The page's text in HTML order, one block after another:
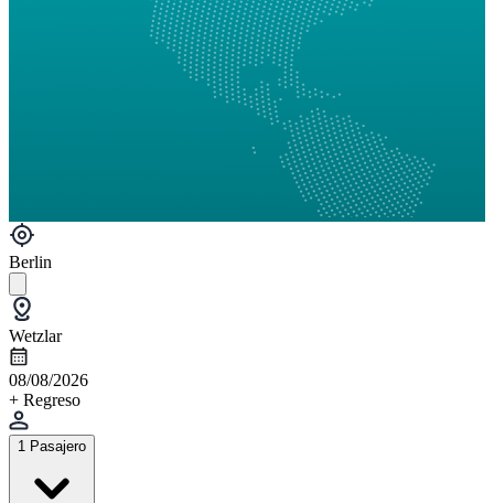
Berlin
Wetzlar
08/08/2026
+ Regreso
1 Pasajero